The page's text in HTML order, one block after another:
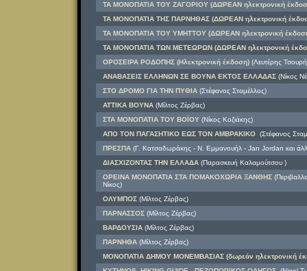
ΤΑ ΜΟΝΟΠΑΤΙΑ ΤOY ΖΑΓΟΡΙΟΥ (ΔΩΡΕΑΝ ηλεκτρονική
ΤΑ ΜΟΝΟΠΑΤΙΑ ΤΗΣ ΠΑΡΝΗΘΑΣ (ΔΩΡΕΑΝ ηλεκτρονική
ΤΑ ΜΟΝΟΠΑΤΙΑ ΤΟΥ ΥΜΗΤΤΟΥ (ΔΩΡΕΑΝ ηλεκτρονική
ΤΑ ΜΟΝΟΠΑΤΙΑ ΤΩΝ ΜΕΤΕΩΡΩΝ (ΔΩΡΕΑΝ ηλεκτρονική
ΟΡΟΣΕΙΡΑ ΡΟΔΟΠΗΣ (Ηλεκτρονική έκδοση)(Λευτέρης
ΑΝΑΒΑΣΕΙΣ ΕΛΛΗΝΩΝ ΣΕ ΒΟΥΝΑ ΕΚΤΟΣ ΕΛΛΑΔΑΣ(Νίκος
ΣΤΟ ΔΡΟΜΟ ΓΙΑ ΤΗΝ ΠΥΘΙΑ(Στέφανος Σταμέλλος)
ΑΤΤΙΚΑ ΒΟΥΝΑ(Μίλτος Ζέρβας)
ΣΤΑ ΜΟΝΟΠΑΤΙΑ ΤΟΥ ΒΟΪΟΥ(Νίκος Κοζιάκης)
ΑΠΟ ΤΟΝ ΠΑΓΑΣΗΤΙΚΟ ΕΩΣ ΤΟΝ ΑΜΒΡΑΚΙΚΟ (Στέφανος
ΠΡΕΣΠΑ(Γ. Κατσαδωράκης - Ν. Εμμανουήλ - Jan Jordan και
ΔΙΑΣΧΙΖΟΝΤΑΣ ΤΗΝ ΕΛΛΑΔΑ (Παρασκευή Καλαμούτσου )
ΟΡΕΙΝΑ ΜΟΝΟΠΑΤΙΑ ΣΤΑ ΠΟΜΑΚΟΧΩΡΙΑ ΞΑΝΘΗΣ
Νίκος)
ΟΛΥΜΠΟΣ(Μίλτος Ζέρβας)
ΠΑΡΝΑΣΣΟΣ(Μίλτος Ζέρβας)
ΒΑΡΔΟΥΣΙΑ(Μίλτος Ζέρβας)
ΠΑΡΝΗΘΑ(Μίλτος Ζέρβας)
ΜΟΝΟΠΑΤΙΑ ΔΗΜΟΥ ΜΟΝΕΜΒΑΣΙΑΣ (δωρεάν ηλεκτρονική